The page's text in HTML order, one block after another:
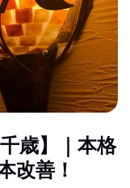
歳】｜本格
改善！